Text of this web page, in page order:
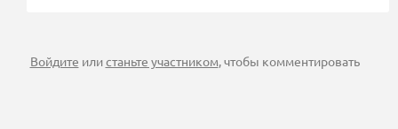
Войдите илистаньте участником, чтобы комментировать